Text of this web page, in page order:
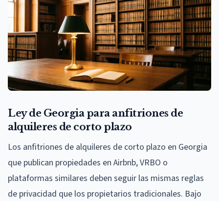
Ley de Georgia para anfitriones de
alquileres de corto plazo
Los anfitriones de alquileres de corto plazo en Georgia
que publican propiedades en Airbnb, VRBO o
plataformas similares deben seguir las mismas reglas
de privacidad que los propietarios tradicionales. Bajo